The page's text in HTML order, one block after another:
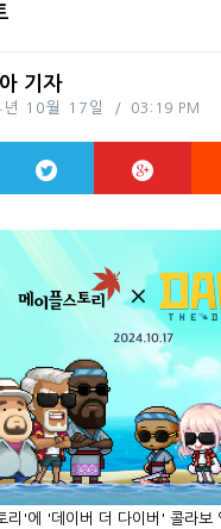
기자
10월 17일 03:19 PM
리'에 '데이버 더 다이버' 콜라보